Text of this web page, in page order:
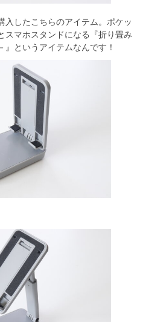
入したこちらのアイテム。ポケッ
スマホスタンドになる『折り畳み
というアイテムなんです！